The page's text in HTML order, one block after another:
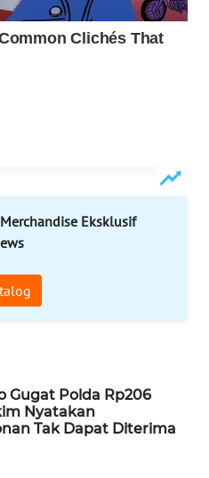
Eksklusif
Gugat Polda Rp206
Nyatakan
Tak Dapat Diterima